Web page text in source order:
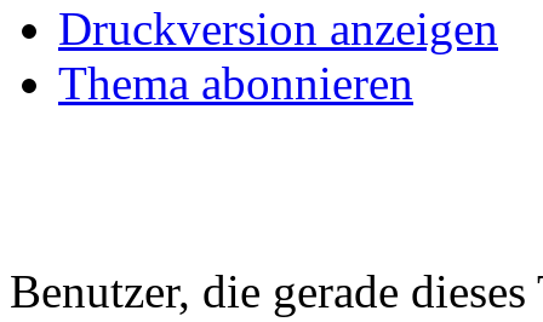
Druckversion anzeigen
Thema abonnieren
Benutzer, die gerade